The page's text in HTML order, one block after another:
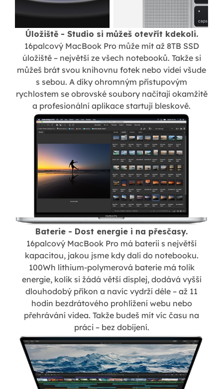
Úložiště - Studio si můžeš otevřít kdekoli.
16palcový MacBook Pro může mít až 8TB SSD
úložiště – největší ze všech notebooků. Takže si
můžeš brát svou knihovnu fotek nebo videí všude
s sebou. A díky ohromným přístupovým
rychlostem se obrovské soubory načítají okamžitě
a profesionální aplikace startují bleskově.
Baterie - Dost energie i na přesčasy.
16palcový MacBook Pro má baterii s největší
kapacitou, jakou jsme kdy dali do notebooku.
100Wh lithium-polymerová baterie má tolik
energie, kolik si žádá větší displej, dodává vyšší
dlouhodobý příkon a navíc vydrží déle – až 11
hodin bezdrátového prohlížení webu nebo
přehrávání videa. Takže budeš mít víc času na
práci – bez dobíjení.